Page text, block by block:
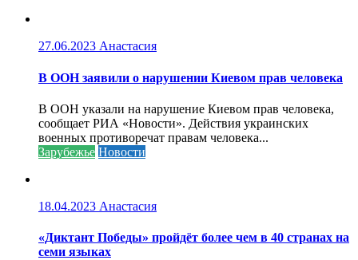
27.06.2023 Анастасия
В ООН заявили о нарушении Киевом прав человека
В ООН указали на нарушение Киевом прав человека,
сообщает РИА «Новости». Действия украинских
военных противоречат правам человека...
Зарубежье Новости
18.04.2023 Анастасия
«Диктант Победы» пройдёт более чем в 40 странах на
семи языках